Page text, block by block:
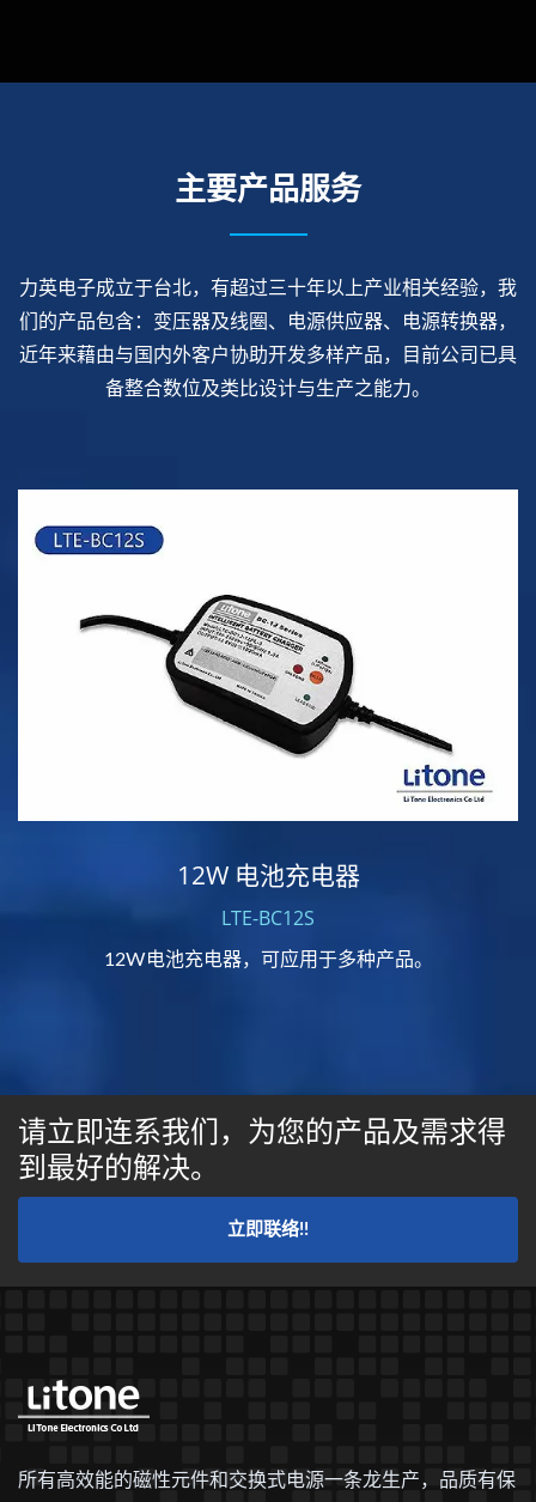
主要产品服务
力英电子成立于台北，有超过三十年以上产业相关经验，我
们的产品包含：变压器及线圈、电源供应器、电源转换器，
近年来藉由与国内外客户协助开发多样产品，目前公司已具
备整合数位及类比设计与生产之能力。
12W 电池充电器
LTE-BC12S
12W电池充电器，可应用于多种产品。
请立即连系我们，为您的产品及需求得
到最好的解决。
立即联络!!
所有高效能的磁性元件和交换式电源一条龙生产，品质有保